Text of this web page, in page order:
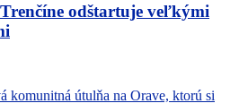
odštartuje veľkými